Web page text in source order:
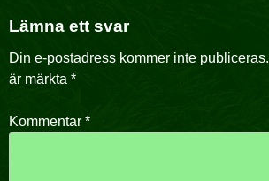
Lämna ett svar
Din e-postadress kommer inte publiceras.
är märkta *
Kommentar *